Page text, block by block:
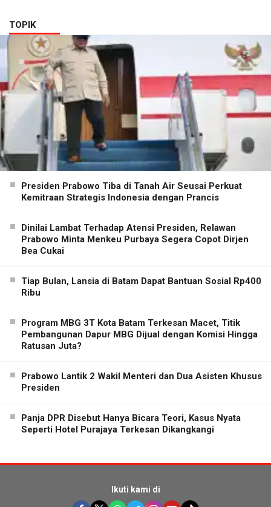
TOPIK
Presiden Prabowo Tiba di Tanah Air Seusai Perkuat
Kemitraan Strategis Indonesia dengan Prancis
Dinilai Lambat Terhadap Atensi Presiden, Relawan
Prabowo Minta Menkeu Purbaya Segera Copot Dirjen
Bea Cukai
Tiap Bulan, Lansia di Batam Dapat Bantuan Sosial Rp400
Ribu
Program MBG 3T Kota Batam Terkesan Macet, Titik
Pembangunan Dapur MBG Dijual dengan Komisi Hingga
Ratusan Juta?
Prabowo Lantik 2 Wakil Menteri dan Dua Asisten Khusus
Presiden
Panja DPR Disebut Hanya Bicara Teori, Kasus Nyata
Seperti Hotel Purajaya Terkesan Dikangkangi
Ikuti kami di